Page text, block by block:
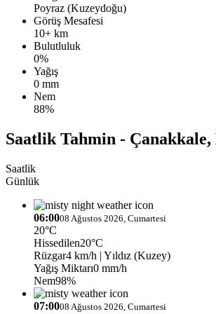
Poyraz (Kuzeydoğu)
Görüş Mesafesi
10+ km
Bulutluluk
0%
Yağış
0 mm
Nem
88%
Saatlik Tahmin -
Saatlik
Günlük
06:0008 Ağustos 2026, Cumartesi
20°C
Hissedilen20°C
Rüzgar4 km/h | Yıldız (Kuzey)
Yağış Miktarı0 mm/h
Nem98%
07:0008 Ağustos 2026, Cumartesi